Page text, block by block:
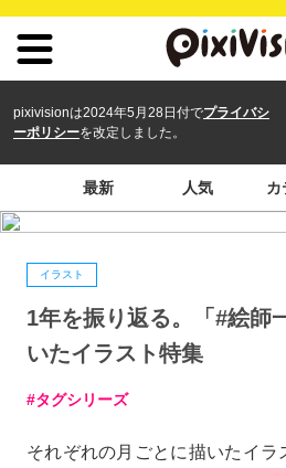
pixivisionは2024年5月28日付でプライバシ
ーポリシーを改定しました。
最新 人気 カ
イラスト
1年を振り返る。「#絵師
いたイラスト特集
タグシリーズ
それぞれの月ごとに描いたイ